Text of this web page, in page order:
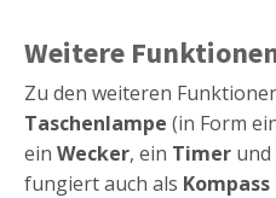
Weitere
Zu den weiteren
Taschenlampe (in Form
ein Wecker, ein Timer und
fungiert auch als Kompass